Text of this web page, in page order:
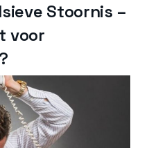
Stoornis –
voor